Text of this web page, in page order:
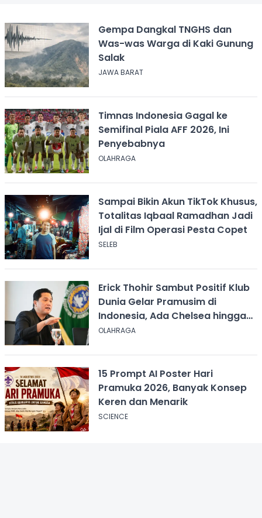
Gempa Dangkal TNGHS dan
Was-was Warga di Kaki Gunung
Salak
JAWA BARAT
Timnas Indonesia Gagal ke
Semifinal Piala AFF 2026, Ini
Penyebabnya
OLAHRAGA
Sampai Bikin Akun TikTok Khusus,
Totalitas Iqbaal Ramadhan Jadi
Ijal di Film Operasi Pesta Copet
SELEB
Erick Thohir Sambut Positif Klub
Dunia Gelar Pramusim di
Indonesia, Ada Chelsea hingga
AC Milan
OLAHRAGA
15 Prompt AI Poster Hari
Pramuka 2026, Banyak Konsep
Keren dan Menarik
SCIENCE